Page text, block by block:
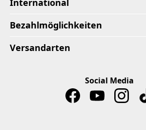
International
Bezahlmöglichkeiten
Versandarten
Social Media